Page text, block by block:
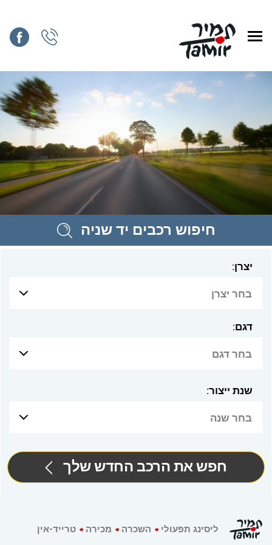
חיפוש רכבים יד שניה
יצרן:
בחר יצרן
דגם:
בחר דגם
שנת ייצור:
בחר שנה
חפש את הרכב החדש שלך
ליסינג תפעולי השכרה מכירה טרייד-אין